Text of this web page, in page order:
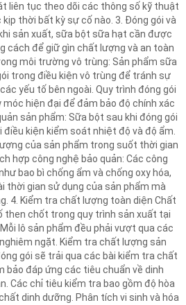
liên tục theo dõi các thông số kỹ thuật
thời bất kỳ sự cố nào. 3. Đóng gói và
sản xuất, sữa bột sữa hạt cần được
cách để giữ gìn chất lượng và an toàn
môi trường vô trùng: Sản phẩm sữa
trong điều kiện vô trùng để tránh sự
yếu tố bên ngoài. Quy trình đóng gói
hiện đại để đảm bảo độ chính xác
sản phẩm: Sữa bột sau khi đóng gói
kiện kiểm soát nhiệt độ và độ ẩm.
của sản phẩm trong suốt thời gian
hợp công nghệ bảo quản: Các công
bao bì chống ẩm và chống oxy hóa,
thời gian sử dụng của sản phẩm mà
4. Kiểm tra chất lượng toàn diện Chất
then chốt trong quy trình sản xuất tại
lô sản phẩm đều phải vượt qua các
ngặt. Kiểm tra chất lượng sản
gói sẽ trải qua các bài kiểm tra chất
bảo đáp ứng các tiêu chuẩn về dinh
Các chỉ tiêu kiểm tra bao gồm độ hòa
dinh dưỡng. Phân tích vi sinh và hóa